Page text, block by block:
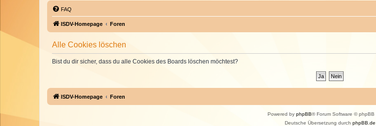
FAQ
ISDV-Homepage Foren
Alle Cookies löschen
Bist du dir sicher, dass du alle Cookies des Boards löschen möchtest?
ISDV-Homepage Foren
Powered by phpBB® Forum Software © phpBB
Deutsche Übersetzung durch phpBB.de